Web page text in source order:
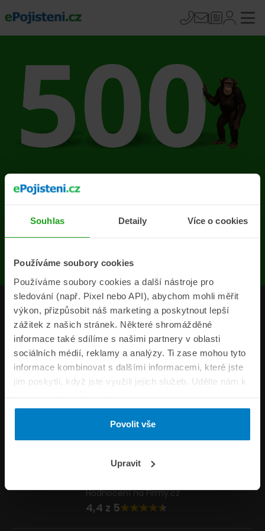
Souhlas Detaily Více o cookies
Používáme soubory cookies
Používáme soubory cookies a další nástroje pro
sledování (např. Pixel nebo API), abychom mohli měřit
výkon, přizpůsobit náš marketing a poskytnout lepší
zážitek z našich stránek. Některé shromážděné
informace také sdílíme s našimi partnery v oblasti
sociálních médií, reklamy a analýzy. Ti zase mohou tyto
informace kombinovat s dalšími informacemi, které jste
jim poskytli, když jste využili jejich služeb. Udělte nám k
tomu prosím svůj souhlas.
Povolit vše
Upravit
Na stránce se vyskytla
chyba
Produkty
Pojišťovny
Informace
ePojisteni.cz
Formuláře
Napište nám
Hodnocení na Firmy.cz
4,4 z 5